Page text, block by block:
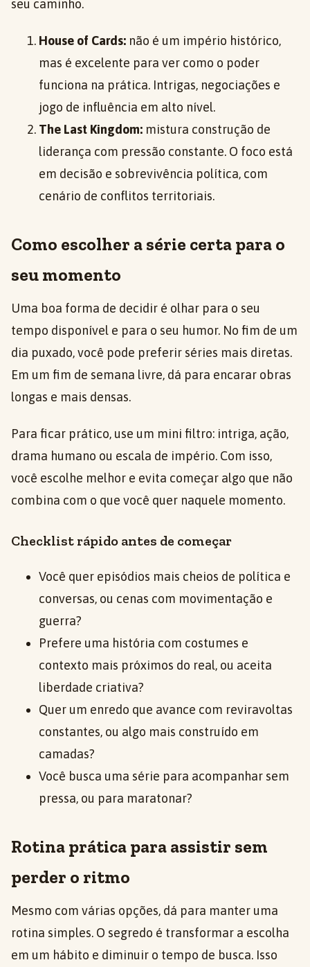
seu caminho.
House of Cards: não é um império histórico,
mas é excelente para ver como o poder
funciona na prática. Intrigas, negociações e
jogo de influência em alto nível.
The Last Kingdom: mistura construção de
liderança com pressão constante. O foco está
em decisão e sobrevivência política, com
cenário de conflitos territoriais.
Como escolher a série certa para o
seu momento
Uma boa forma de decidir é olhar para o seu
tempo disponível e para o seu humor. No fim de um
dia puxado, você pode preferir séries mais diretas.
Em um fim de semana livre, dá para encarar obras
longas e mais densas.
Para ficar prático, use um mini filtro: intriga, ação,
drama humano ou escala de império. Com isso,
você escolhe melhor e evita começar algo que não
combina com o que você quer naquele momento.
Checklist rápido antes de começar
Você quer episódios mais cheios de política e
conversas, ou cenas com movimentação e
guerra?
Prefere uma história com costumes e
contexto mais próximos do real, ou aceita
liberdade criativa?
Quer um enredo que avance com reviravoltas
constantes, ou algo mais construído em
camadas?
Você busca uma série para acompanhar sem
pressa, ou para maratonar?
Rotina prática para assistir sem
perder o ritmo
Mesmo com várias opções, dá para manter uma
rotina simples. O segredo é transformar a escolha
em um hábito e diminuir o tempo de busca. Isso